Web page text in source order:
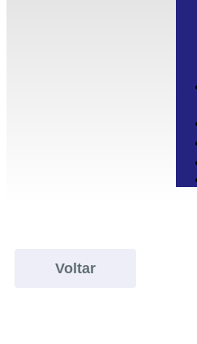
Voltar